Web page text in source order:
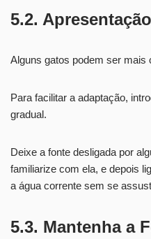
5.2.
Alguns gatos podem ser
Para facilitar a adaptação,
gradual.
Deixe a fonte desligada por
familiarize com ela, e depois
a água corrente sem se
5.3. Mantenha a